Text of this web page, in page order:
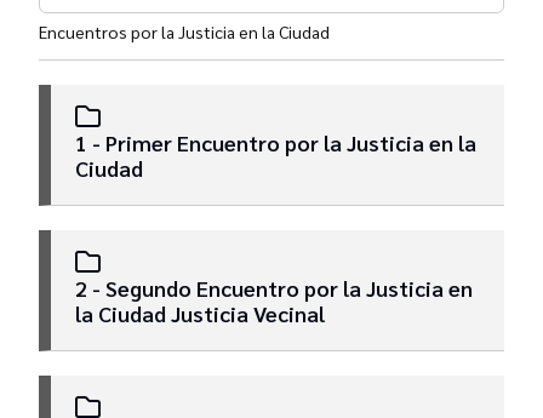
Comisión Ad Hoc para la Implementación de
Actas
Resoluciones
Encuentros por la Justicia en la Ciudad
1 - Primer Encuentro por la Justicia en la
Ciudad
2 - Segundo Encuentro por la Justicia en
la Ciudad Justicia Vecinal